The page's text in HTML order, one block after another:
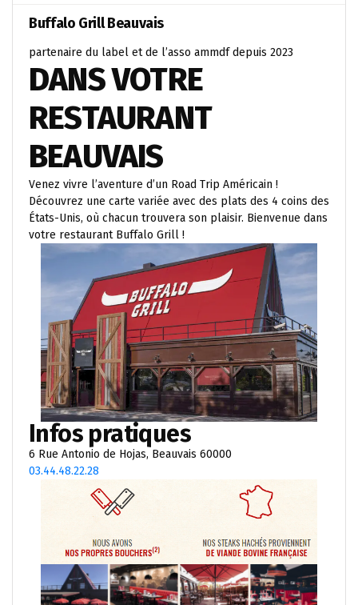
Buffalo Grill Beauvais
partenaire du label et de l’asso ammdf depuis 2023
DANS VOTRE
RESTAURANT
BEAUVAIS
Venez vivre l’aventure d’un Road Trip Américain !
Découvrez une carte variée avec des plats des 4 coins des
États-Unis, où chacun trouvera son plaisir. Bienvenue dans
votre restaurant Buffalo Grill !
Infos pratiques
6 Rue Antonio de Hojas, Beauvais 60000
03.44.48.22.28